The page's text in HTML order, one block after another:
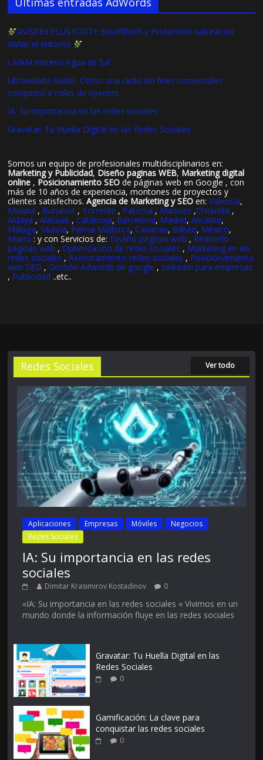
AVISPEX PLUS FORTE Bioeffitech y Protección natural sin
dañar el entorno
LIVAM estrena Agua de Sal
Ultravioleta Radio, Cómo una radio sin fines comerciales
conquistó a miles de oyentes
IA: Su importancia en las redes sociales
Gravatar: Tu Huella Digital en las Redes Sociales
Somos un equipo de profesionales multidisciplinarios en:
Marketing y Publicidad, Diseño paginas WEB, Marketing digital
online , Posicionamiento SEO de páginas web en Google , con
más de 10 años de experiencia, montones de proyectos y
clientes satisfechos.Agencia de Marketing y SEO en:Valencia,
Mislata , Burjasot , Torrente , Paterna , Manises ,Chirivella ,
Aldaya ,Alacuás ,Catarroja, Barcelona, Madrid,Alicante,
Málaga, Murcia, Palma Mallorca,Canarias, Bilbao, México,
Miami : y con Servicios de: Diseño páginas web , Rediseño
páginas web ,Optimización de redes sociales , Marketing en las
redes sociales ,Asesoramiento redes sociales , Posicionamiento
web SEO ,Gestión Adwords de google , LinkedIn para empresas
, Publicidad ..etc..
Redes Sociales Ver todo
Aplicaciones Empresas Móviles
Negocios
Redes Sociales
IA: Su importancia en las redes
sociales
Dimitar Krasimirov Kostadinov 0
«IA: Su importancia en las redes sociales « Vivimos en un
mundo donde la información fluye en las redes sociales
Gravatar: Tu Huella Digital en las
Redes Sociales
0
Gamificación: La clave para
conquistar las redes sociales
0